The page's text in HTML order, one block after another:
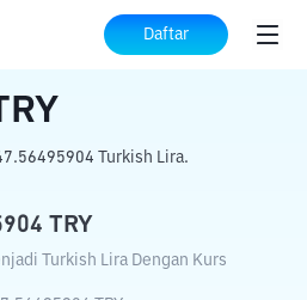
Daftar
TRY
Turkish Lira.
TRY
Turkish Lira Dengan Kurs